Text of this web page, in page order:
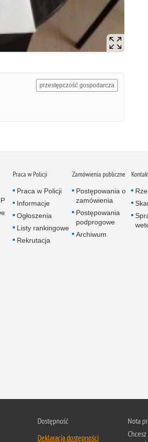
przestępczość gospodarcza
Praca w Policji
Praca w Policji
Informacje
Ogłoszenia
Listy rankingowe
Rekrutacja
Zamówienia publiczne
Postępowania o
zamówienia
Postępowania
podprogowe
Archiwum
Dostępność
Deklaracja dostępności
Nota